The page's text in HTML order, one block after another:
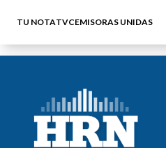
TU NOTATVCEMISORAS UNIDAS